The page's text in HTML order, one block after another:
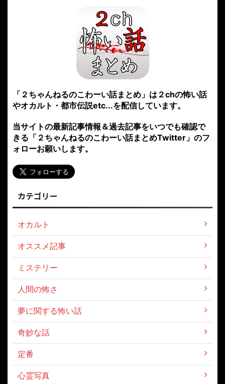
「２ちゃんねるのこわーい話まとめ」は２chの怖い話
やオカルト・都市伝説etc...を配信しています。
当サイトの最新記事情報＆過去記事をいつでも確認で
きる「２ちゃんねるのこわーい話まとめTwitter」のフ
ォローお願いします。
カテゴリー
オカルト
オススメ記事
ミステリー
人間の怖さ
夢に関する怖い話
奇妙な話
定番
心霊写真